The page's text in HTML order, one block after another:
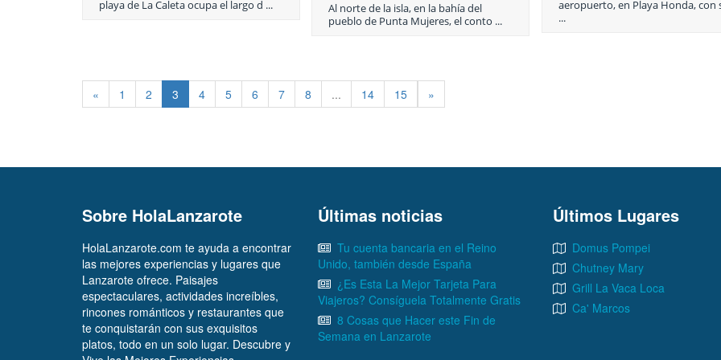
playa de La Caleta ocupa el largo d ...
Al norte de la isla, en la bahía del
pueblo de Punta Mujeres, el conto ...
aeropuerto, en Playa Honda, con
...
« 1 2 3 4 5 6 7 8 ... 14 15 »
Sobre HolaLanzarote
HolaLanzarote.com te ayuda a encontrar
las mejores experiencias y lugares que
Lanzarote ofrece. Paisajes
espectaculares, actividades increíbles,
rincones románticos y restaurantes que
te conquistarán con sus exquisitos
platos, todo en un solo lugar. Descubre y
Últimas noticias
Tu cuenta bancaria en el Reino
Unido, también desde España
¿Es Esta La Mejor Tarjeta Para
Viajeros? Consíguela Totalmente Gratis
8 Cosas que Hacer este Fin de
Semana en Lanzarote
Últimos Lugares
Domus Pompei
Chutney Mary
Grill La Vaca Loca
Ca' Marcos